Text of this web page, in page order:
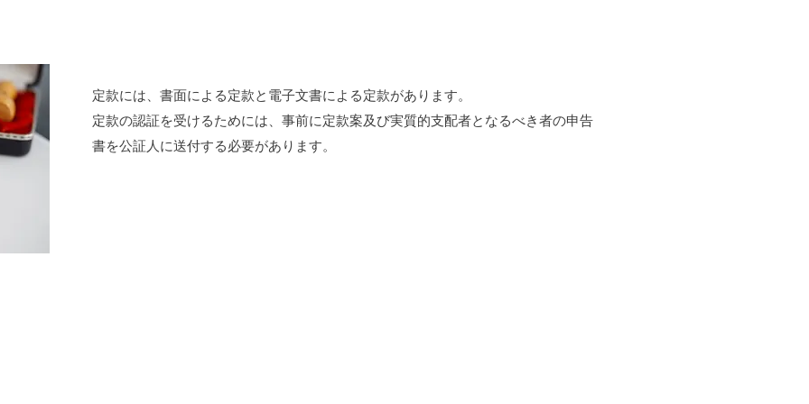
定款には、書面による定款と電子文書による定款があります。
定款の認証を受けるためには、事前に定款案及び実質的支配者となるべき者の申告
書を公証人に送付する必要があります。